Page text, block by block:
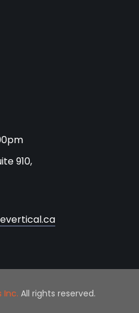
910,
Inc. All rights reserved.